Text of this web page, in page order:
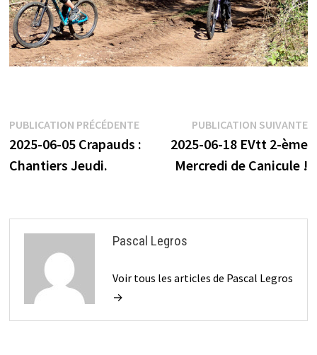
Navigation
de
PUBLICATION PRÉCÉDENTEPublication
précédente :
2025-06-05 Crapauds :
Chantiers Jeudi.
PUBLICATION SUIVANTE
2025-06-18 EVtt 2-ème
Mercredi de Canicule !
Pascal Legros
Voir tous les articles de Pascal Legros
→